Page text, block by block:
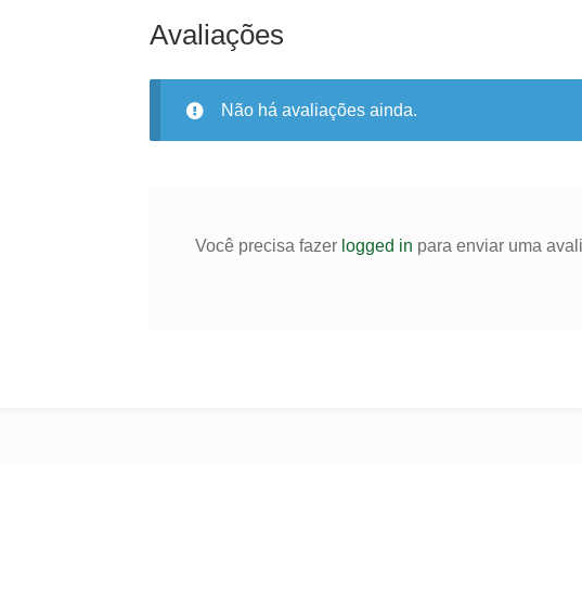
Avaliações
Não há avaliações ainda.
Você precisa fazer logged in para enviar uma